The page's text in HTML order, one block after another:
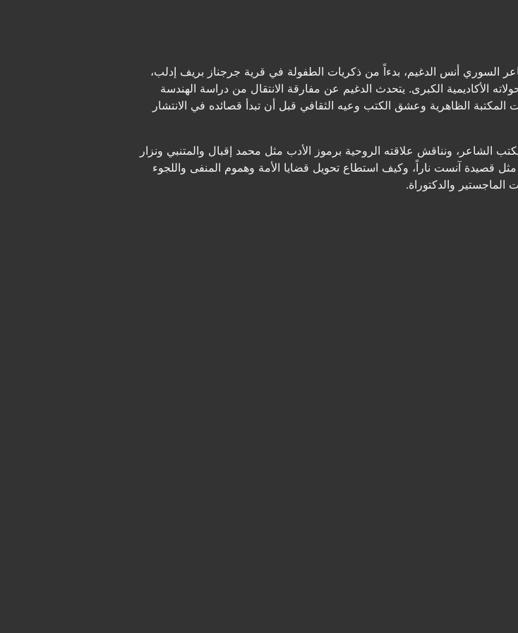
السوري أنس الدغيم، بدءاً من ذكريات الطفولة في قرية جرجناز بريف إدلب،
الأكاديمية الكبرى. يتحدث الدغيم عن مفارقة الانتقال من دراسة الهندسة
الظاهرية وعشق الكتب وعيه الثقافي قبل أن تبدأ قصائده في الانتشار
الشاعر، ونناقش علاقته الروحية برموز الأدب مثل محمد إقبال والمتنبي ونزار
مثل قصيدة آنست ناراً، وكيف استطاع تحويل قضايا الأمة وهموم المنفى واللجوء
والدكتوراة.